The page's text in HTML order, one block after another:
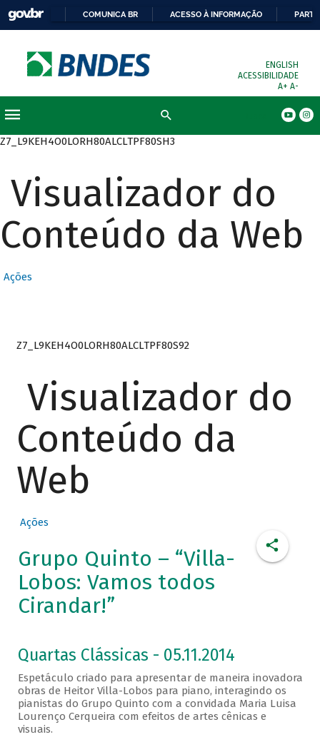
COMUNICA BR ACESSO À INFORMAÇÃO
ENGLISH
ACESSIBILIDADE
A+ A-
Z7_L9KEH4O0LORH80ALCLTPF80SH3
Visualizador do
Conteúdo da Web
Ações
Z7_L9KEH4O0LORH80ALCLTPF80S92
Visualizador do
Conteúdo da
Web
Ações
Grupo Quinto – “Villa-
Lobos: Vamos todos
Cirandar!”
Quartas Clássicas - 05.11.2014
Espetáculo criado para apresentar de maneira inovadora
obras de Heitor Villa-Lobos para piano, interagindo os
pianistas do Grupo Quinto com a convidada Maria Luisa
Lourenço Cerqueira com efeitos de artes cênicas e
visuais.